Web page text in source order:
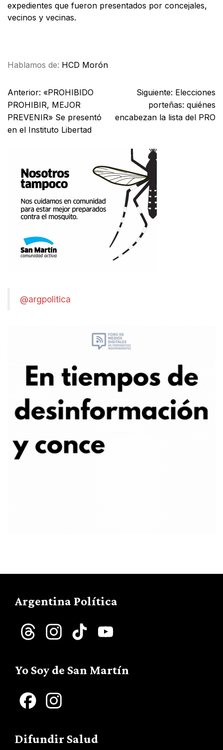
expedientes que fueron presentados por concejales,
vecinos y vecinas.
Hablamos de: HCD Morón
Anterior: «PROHIBIDO
PROHIBIR, MEJOR
PREVENIR» Se presentó
en el Instituto Libertad
Siguiente: Elecciones
porteñas: quiénes
encabezan la lista del PRO
@argpolitica
Argentina Política
Threads InstagramTikTok
Yo Soy de San Martín
Facebook
Difundir Salud